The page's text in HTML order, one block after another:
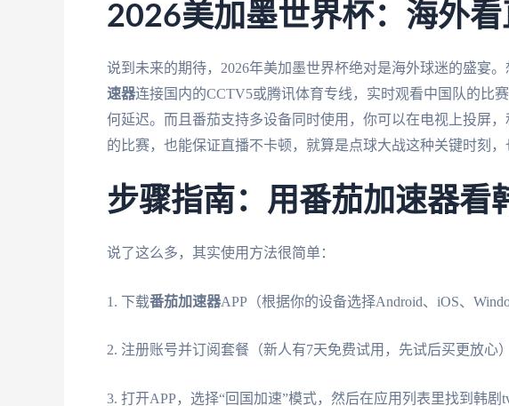
2026美加墨世界杯：海外
说到未来的期待，2026年美加墨世界杯绝对是海外球迷的盛宴
速器连接国内的CCTV5或腾讯体育专线，实时观看中国队的比
何延迟。而且番茄支持多设备同时使用，你可以在电视上投屏
的比赛，也能保证直播不卡顿，就算是点球大战这种关键时刻，
步骤指南：用番茄加速器看
说了这么多，其实使用方法很简单：
1. 下载番茄加速器APP（根据你的设备选择Android、iOS、
2. 注册账号并订阅套餐（新人有7天免费试用，先试后买更放心）
3. 打开APP，选择“回国加速”模式，然后在应用列表里找到韩剧